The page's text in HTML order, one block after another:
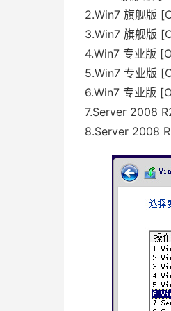
2.Win7 旗舰版
3.Win7 旗舰版
4.Win7 专业版
5.Win7 专业版
6.Win7 专业版
7.Server 2008
8.Server 2008